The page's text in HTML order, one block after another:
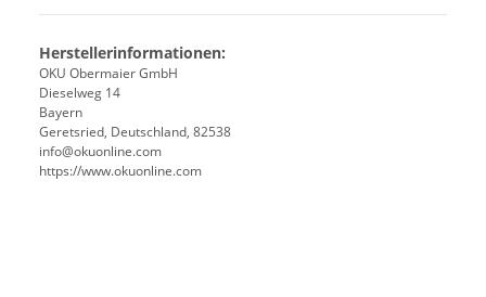
Herstellerinformationen:
OKU Obermaier GmbH
Dieselweg 14
Bayern
Geretsried, Deutschland, 82538
info@okuonline.com
https://www.okuonline.com